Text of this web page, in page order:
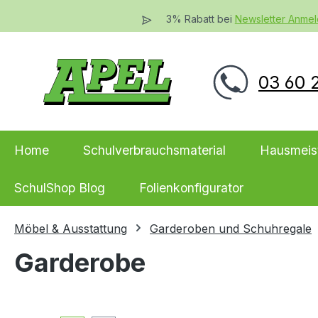
Zur Hauptnavigation springen3% Rabatt bei Newsletter
03 60
Home Schulverbrauchsmaterial
SchulShop Blog Folienkonfigurator
Möbel & Ausstattung Garderoben und Schuhregale
Garderobe